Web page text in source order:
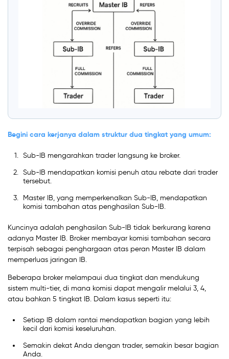
Begini cara kerjanya dalam struktur dua tingkat yang umum:
Sub-IB mengarahkan trader langsung ke broker.
Sub-IB mendapatkan komisi penuh atau rebate dari trader
tersebut.
Master IB, yang memperkenalkan Sub-IB, mendapatkan
komisi tambahan atas penghasilan Sub-IB.
Kuncinya adalah penghasilan Sub-IB tidak berkurang karena
adanya Master IB. Broker membayar komisi tambahan secara
terpisah sebagai penghargaan atas peran Master IB dalam
memperluas jaringan IB.
Beberapa broker melampaui dua tingkat dan mendukung
sistem multi-tier, di mana komisi dapat mengalir melalui 3, 4,
atau bahkan 5 tingkat IB. Dalam kasus seperti itu:
Setiap IB dalam rantai mendapatkan bagian yang lebih
kecil dari komisi keseluruhan.
Semakin dekat Anda dengan trader, semakin besar bagian
Anda.